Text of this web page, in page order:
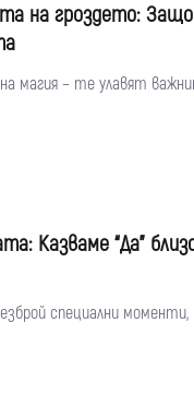
на гроздето: Защо
магия – те улавят
Казваме “Да”
специални